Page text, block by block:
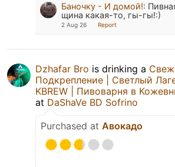
Баночку - И домой!:
щина какая-то, гы-гы!:)
2 Aug 26 Report
Dzhafar Bro is drinking a
Подкрепление | Светлый
KBREW | Пивоварня в
at DaShaVe BD Sofrino
Purchased at Авокадо